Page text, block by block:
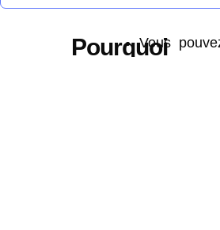
De Eric RICHARTE
Pourquoi
Vous